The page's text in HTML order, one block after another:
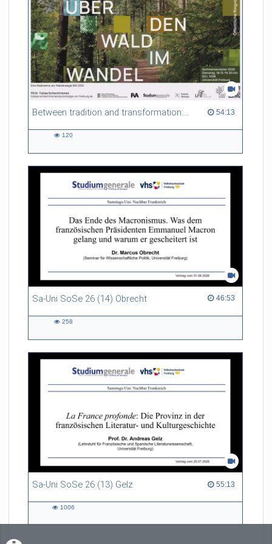
in diese besondere Handschrift, das Leben einer
spätmittelalterlichen Buchmalerin, die materielle Kultur der
Freiburger Frauenklöster und aktuelle Probleme der
modernen Konservierung alter Handschriften.
Referent/in:
Prof. Dr. Martina Backes
(Deutsches Seminar,
Universität Freiburg)
Between tradition and transformation: how owners, advisers and institutions co-create knowledge for resilient forests in Europe 54:13
54:13 duration
120
Sa-Uni SoSe 26 (14) Obrecht 46:53
46:53 duration
258
Sa-Uni SoSe 26 (13) Gelz 55:13
55:13 duration
1006